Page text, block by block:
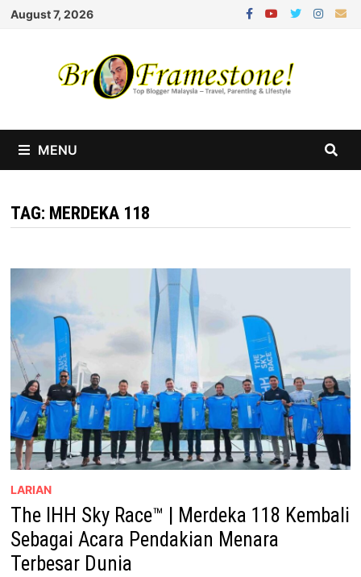
Skip
August 7, 2026
MENU
TAG: MERDEKA 118
LARIAN
The IHH Sky Race™ | Merdeka 118 Kembali
Sebagai Acara Pendakian Menara
Terbesar Dunia